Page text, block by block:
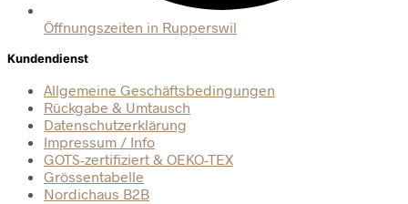
Öffnungszeiten in Rupperswil
Kundendienst
Allgemeine Geschäftsbedingungen
Rückgabe & Umtausch
Datenschutzerklärung
Impressum / Info
GOTS-zertifiziert & OEKO-TEX
Grössentabelle
Nordichaus B2B